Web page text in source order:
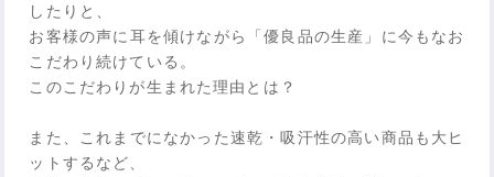
したりと、
お客様の声に耳を傾けながら「優良品の生産」に今もなお
こだわり続けている。
このこだわりが生まれた理由とは？
また、これまでになかった速乾・吸汗性の高い商品も大ヒ
ットするなど、